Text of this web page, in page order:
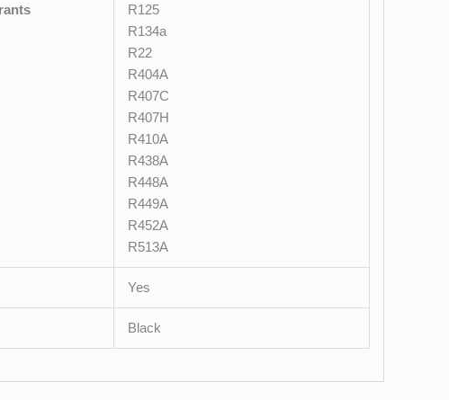
R125
R134a
R22
R404A
R407C
R407H
R410A
R438A
R448A
R449A
R452A
R513A
Yes
Black